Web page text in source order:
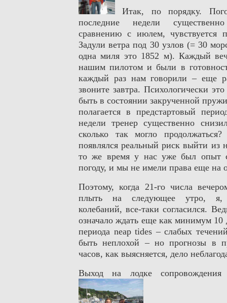
Итак, по порядку.
последние недели
сравнению с июлем, чувствуется
Задули ветра под 30 узлов (= 30
одна миля это 1852 м). Каждый
нашим пилотом и были в
каждый раз нам говорили – еще
звоните завтра. Психологически
быть в состоянии закрученной
полагается в предстартовый
недели тренер существенно
сколько так могло
появлялся реальный риск выйти
то же время у нас уже был опыт
погоду, и мы не имели права еще на
Поэтому, когда 21-го числа
плыть на следующее утро, я,
колебаний, все-таки согласился.
означало ждать еще как минимум
периода neap tides – слабых
быть неплохой – но прогнозы в
часов, как выясняется, дело
Выход на лодке